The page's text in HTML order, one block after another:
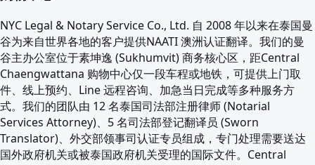
NYC Legal & Notary Service Co., Ltd. 自 2008 年以来在泰国曼
谷为来自世界各地的客户提供NAATI 澳洲认证翻译。我们的曼
谷主办公室位于素坤逸 (Sukhumvit) 商务核心区，距Central
Chaengwattana 购物中心仅一段车程或地铁，可提供上门取
件、线上预约、Line 远程咨询、加急当日完成等多种服务方
式。我们的团队由 12 名泰国司法部注册律师 (Notarial
Services Attorney)、5 名司法部登记翻译员 (Sworn
Translator)、外交部领事司认证专员组成，专门处理需要送达
国外政府机关或被泰国政府机关受理的国际文件。Central